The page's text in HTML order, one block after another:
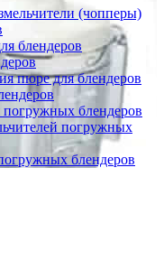
(чопперы)
блендеров
пюре для блендеров
погружных блендеров
погружных
блендеров